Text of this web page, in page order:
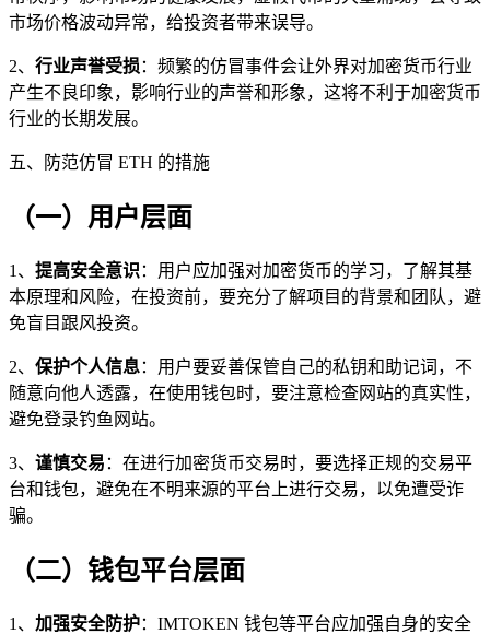
市场价格波动异常，给投资者带来误导。
2、 行业声誉受损 ：频繁的仿冒事件会让外界对加密货币行业
产生不良印象，影响行业的声誉和形象，这将不利于加密货币
行业的长期发展。
五、防范仿冒 ETH 的措施
（一）用户层面
1、 提高安全意识 ：用户应加强对加密货币的学习，了解其基
本原理和风险，在投资前，要充分了解项目的背景和团队，避
免盲目跟风投资。
2、 保护个人信息：用户要妥善保管自己的私钥和助记词，不
随意向他人透露，在使用钱包时，要注意检查网站的真实性，
避免登录钓鱼网站。
3、 谨慎交易 ：在进行加密货币交易时，要选择正规的交易平
台和钱包，避免在不明来源的平台上进行交易，以免遭受诈
骗。
（二）钱包平台层面
1、 加强安全防护：IMTOKEN 钱包等平台应加强自身的安全